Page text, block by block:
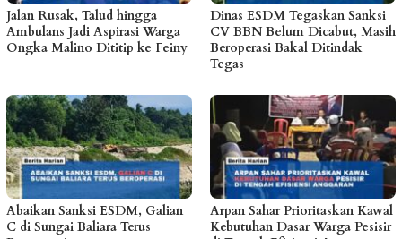
Jalan Rusak, Talud hingga
Ambulans Jadi Aspirasi Warga
Ongka Malino Dititip ke Feiny
Dinas ESDM Tegaskan Sanksi
CV BBN Belum Dicabut, Masih
Beroperasi Bakal Ditindak
Tegas
Abaikan Sanksi ESDM, Galian
C di Sungai Baliara Terus
Arpan Sahar Prioritaskan Kawal
Kebutuhan Dasar Warga Pesisir